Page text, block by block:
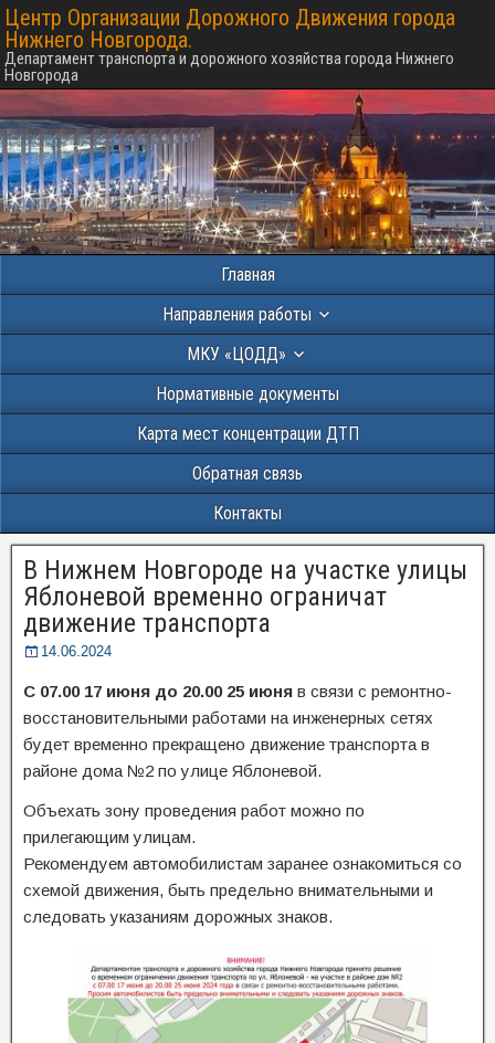
Центр Организации Дорожного Движения города
Нижнего Новгорода.
Департамент транспорта и дорожного хозяйства города Нижнего
Новгорода
Главная
Направления работы
МКУ «ЦОДД»
Нормативные документы
Карта мест концентрации ДТП
Обратная связь
Контакты
В Нижнем Новгороде на участке улицы
Яблоневой временно ограничат
движение транспорта
14.06.2024
С 07.00 17 июня до 20.00 25 июня в связи с ремонтно-
восстановительными работами на инженерных сетях
будет временно прекращено движение транспорта в
районе дома №2 по улице Яблоневой.
Объехать зону проведения работ можно по
прилегающим улицам.
Рекомендуем автомобилистам заранее ознакомиться со
схемой движения, быть предельно внимательными и
следовать указаниям дорожных знаков.